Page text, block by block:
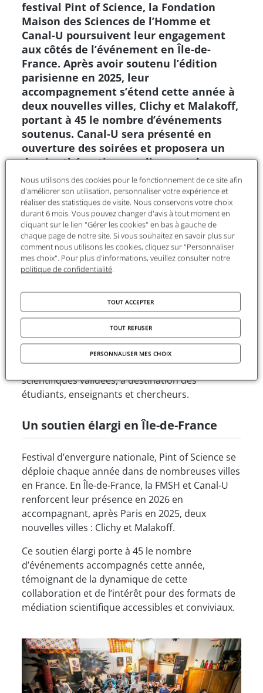
festival Pint of Science, la Fondation
Maison des Sciences de l’Homme et
Canal-U poursuivent leur engagement
aux côtés de l’événement en Île-de-
France. Après avoir soutenu l’édition
parisienne en 2025, leur
accompagnement s’étend cette année à
deux nouvelles villes, Clichy et Malakoff,
portant à 45 le nombre d’événements
soutenus. Canal-U sera présenté en
ouverture des soirées et proposera un
dossier thématique en lien avec les
interventions du festival.
Partenaires du festival Pint of Science, la
Fondation Maison des Sciences de l’Homme et
Canal-U confirment leur engagement en 2026 aux
côtés de cet événement de médiation
scientifique.
des engagements portés par la FMSH et Canal-U
en faveur de la diffusion des savoirs et du
dialogue entre recherche et société. Plateforme
audiovisuelle de référence pour l’enseignement
supérieur et la recherche, Canal-U propose un
accès libre et gratuit à des milliers de ressources
scientifiques validées, à destination des
étudiants, enseignants et chercheurs.
Un soutien élargi en Île-de-France
Festival d’envergure nationale, Pint of Science se
déploie chaque année dans de nombreuses villes
en France. En Île-de-France, la FMSH et Canal-U
renforcent leur présence en 2026 en
accompagnant, après Paris en 2025, deux
nouvelles villes : Clichy et Malakoff.
Ce soutien élargi porte à 45 le nombre
d’événements accompagnés cette année,
témoignant de la dynamique de cette
collaboration et de l’intérêt pour des formats de
médiation scientifique accessibles et conviviaux.
Nous utilisons des cookies pour le fonctionnement de ce site afin
d'améliorer son utilisation, personnaliser votre expérience et
réaliser des statistiques de visite. Nous conservons votre choix
durant 6 mois. Vous pouvez changer d'avis à tout moment en
cliquant sur le lien "Gérer les cookies" en bas à gauche de
chaque page de notre site. Si vous souhaitez en savoir plus sur
comment nous utilisons les cookies, cliquez sur "Personnaliser
mes choix". Pour plus d'informations, veuillez consulter notre
politique de confidentialité.
TOUT ACCEPTER
TOUT REFUSER
PERSONNALISER MES CHOIX